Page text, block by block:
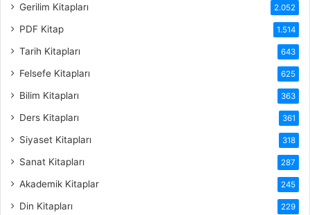
Gerilim Kitapları 2.052
PDF Kitap 1.514
Tarih Kitapları 643
Felsefe Kitapları 625
Bilim Kitapları 363
Ders Kitapları 361
Siyaset Kitapları 318
Sanat Kitapları 287
Akademik Kitaplar 245
Din Kitapları 229